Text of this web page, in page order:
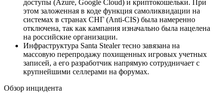
доступы (Azure, Google Cloud) и криптокошельки. При
этом заложенная в коде функция самоликвидации на
системах в странах СНГ (Anti-CIS) была намеренно
отключена, так как кампания изначально была нацелена
на российские организации.
Инфраструктура Santa Stealer тесно завязана на
массовую перепродажу похищенных игровых учетных
записей, а его разработчик напрямую сотрудничает с
крупнейшими селлерами на форумах.
Обзор инцидента